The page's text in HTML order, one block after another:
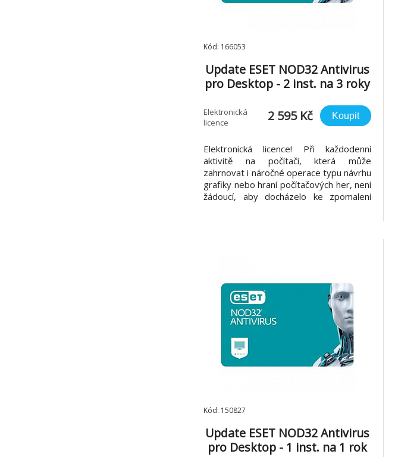
Kód: 166053
Update ESET NOD32 Antivirus
pro Desktop - 2 inst. na 3 roky
Elektronická
licence
2 595 Kč Koupit
Elektronická licence! Při každodenní
aktivitě na počítači, která může
zahrnovat i náročné operace typu návrhu
grafiky nebo hraní počítačových her, není
žádoucí, aby docházelo ke zpomalení
Kód: 150827
Update ESET NOD32 Antivirus
pro Desktop - 1 inst. na 1 rok